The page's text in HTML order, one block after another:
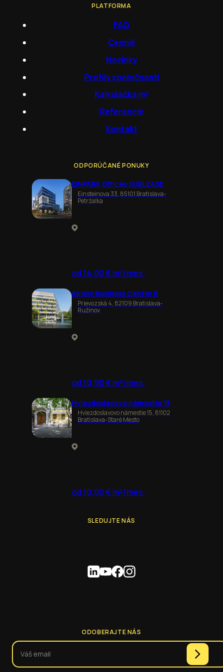
PLATFORMA
FAQ
Cenník
Novinky
Profily spoločností
Kalkulačka m²
Referencie
Kontakt
ODPORÚČANÉ PONUKY
EINPARK Offices SUBLEASE
Einsteinova 33, 85101 Bratislava-
Petržalka
od 14,00 € m²/mes.
Apollo Business Center II
Prievozská 4, 82109 Bratislava-
Ružinov
od 10,90 € m²/mes.
Hviezdoslavovo námestie 15
Hviezdoslavovo námestie 15, 81102
Bratislava-Staré Mesto
od 10,00 € m²/mes.
SLEDUJTE NÁS
ODOBERAJTE NÁS